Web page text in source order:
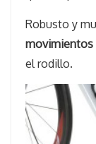
Robusto y
movimientos
el rodillo.